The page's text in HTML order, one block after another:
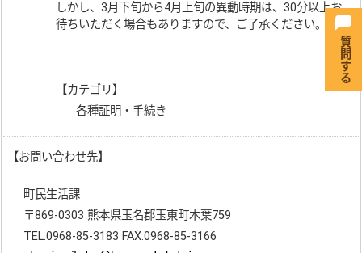
しかし、3月下旬から4月上旬の異動時期は、30分以上お
待ちいただく場合もありますので、ご了承ください。
【カテゴリ】
各種証明・手続き
【お問い合わせ先】
町民生活課
〒869-0303 熊本県玉名郡玉東町木葉759
TEL:0968-85-3183 FAX:0968-85-3166